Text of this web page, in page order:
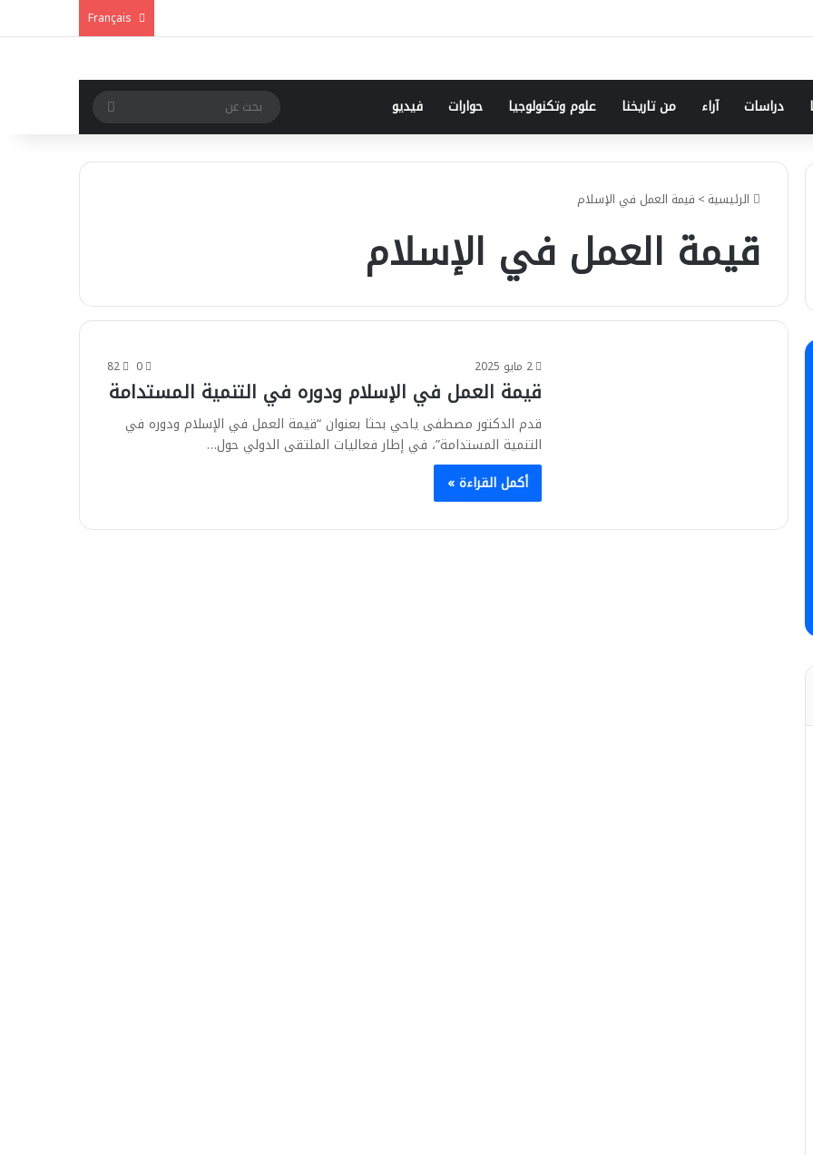
دراسات آراء من تاريخنا علوم وتكنولوجيا حوارات فيديو
عن
الرئيسية > قيمة العمل في الإسلام
قيمة العمل في الإسلام
2 مايو 2025 0
82
قيمة العمل في الإسلام ودوره في التنمية المستدامة
قدم الدكتور مصطفى ياحي بحثا بعنوان “قيمة العمل في الإسلام ودوره في
التنمية المستدامة”، في إطار فعاليات الملتقى الدولي حول…
أكمل القراءة »